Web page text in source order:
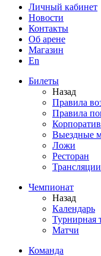
Личный кабинет
Новости
Контакты
Об арене
Магазин
En
Билеты
Назад
Правила
Правила
Выездные
Ложи
Ресторан
Чемпионат
Назад
Календарь
Турнирная
Матчи
Команда